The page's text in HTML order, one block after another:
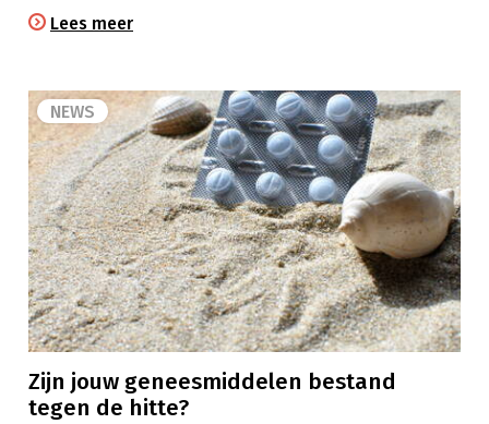
Lees meer
NEWS
Zijn jouw geneesmiddelen bestand
tegen de hitte?